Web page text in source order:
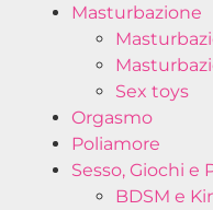
Masturbazione
Sex toys
Orgasmo
Poliamore
Sesso, Giochi e
BDSM e